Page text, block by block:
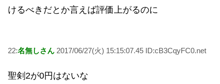
けるべきだとか言えば評価上がるのに
22:名無しさん 2017/06/27(火) 15:15:07.45 ID:cB3CqyFC0.net
聖剣2が0円はないな